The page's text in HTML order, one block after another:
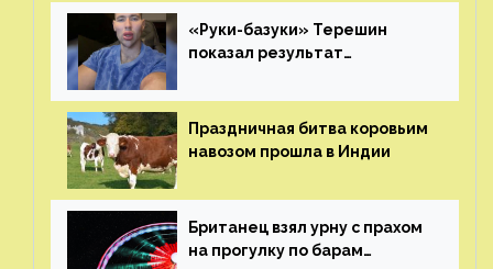
«Руки-базуки» Терешин
показал результат
Праздничная битва коровьим
навозом прошла в Индии
Британец взял урну с прахом
на прогулку по барам